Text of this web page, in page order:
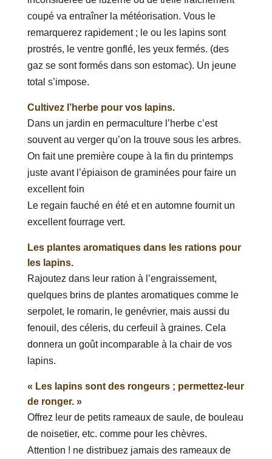
coupé va entraîner la météorisation. Vous le
remarquerez rapidement ; le ou les lapins sont
prostrés, le ventre gonflé, les yeux fermés. (des
gaz se sont formés dans son estomac). Un jeune
total s’impose.
Cultivez l’herbe pour vos lapins.
Dans un jardin en permaculture l’herbe c’est
souvent au verger qu’on la trouve sous les arbres.
On fait une première coupe à la fin du printemps
juste avant l’épiaison de graminées pour faire un
excellent foin
Le regain fauché en été et en automne fournit un
excellent fourrage vert.
Les plantes aromatiques dans les rations pour
les lapins.
Rajoutez dans leur ration à l’engraissement,
quelques brins de plantes aromatiques comme le
serpolet, le romarin, le genévrier, mais aussi du
fenouil, des céleris, du cerfeuil à graines. Cela
donnera un goût incomparable à la chair de vos
lapins.
« Les lapins sont des rongeurs ; permettez-leur
de ronger. »
Offrez leur de petits rameaux de saule, de bouleau
de noisetier, etc. comme pour les chèvres.
Attention ! ne distribuez jamais des rameaux de